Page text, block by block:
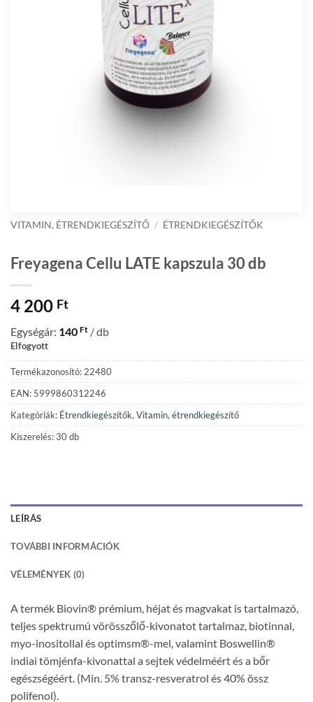
VITAMIN, ÉTRENDKIEGÉSZÍTŐ / ÉTRENDKIEGÉSZÍTŐK
Freyagena Cellu LATE kapszula 30 db
4 200 Ft
Egységár: 140 Ft / db
Elfogyott
Termékazonosító: 22480
EAN: 5999860312246
Kategóriák: Étrendkiegészítők, Vitamin, étrendkiegészítő
Kiszerelés: 30 db
LEÍRÁS
TOVÁBBI INFORMÁCIÓK
VÉLEMÉNYEK (0)
A termék Biovin® prémium, héjat és magvakat is tartalmazó,
teljes spektrumú vörösszőlő-kivonatot tartalmaz, biotinnal,
myo-inositollal és optimsm®-mel, valamint Boswellin®
indiai tömjénfa-kivonattal a sejtek védelméért és a bőr
egészségéért. (Min. 5% transz-resveratrol és 40% össz
polifenol).